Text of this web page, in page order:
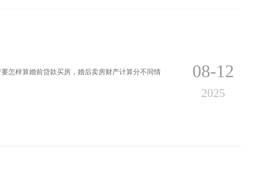
怎样算婚前贷款买房，婚后卖房财产计算分不同情
08-12
2025